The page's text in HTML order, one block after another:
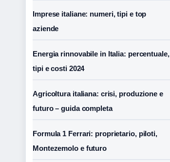
Imprese italiane: numeri, tipi e top
aziende
Energia rinnovabile in Italia: percentuale,
tipi e costi 2024
Agricoltura italiana: crisi, produzione e
futuro – guida completa
Formula 1 Ferrari: proprietario, piloti,
Montezemolo e futuro